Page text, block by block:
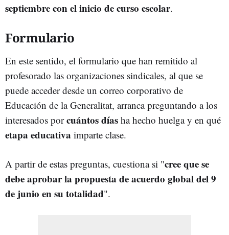
septiembre con el inicio de curso escolar.
Formulario
En este sentido, el formulario que han remitido al
profesorado las organizaciones sindicales, al que se
puede acceder desde un correo corporativo de
Educación de la Generalitat, arranca preguntando a los
interesados porcuántos días ha hecho huelga y en qué
etapa educativa imparte clase.
A partir de estas preguntas, cuestiona si "cree que se
debe aprobar la propuesta de acuerdo global del 9
de junio en su totalidad".